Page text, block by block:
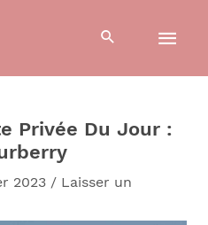
Privée Du Jour :
2023 / Laisser un